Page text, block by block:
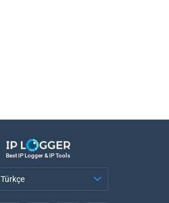
Best IP Logger & IP Tools
Türkçe